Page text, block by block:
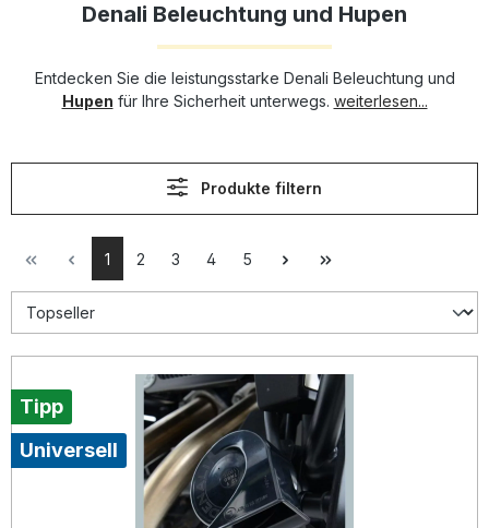
Denali Beleuchtung und Hupen
Entdecken Sie die leistungsstarke Denali Beleuchtung und
Hupen für Ihre Sicherheit unterwegs. weiterlesen...
Produkte filtern
1 2 3 4 5
Tipp
Universell